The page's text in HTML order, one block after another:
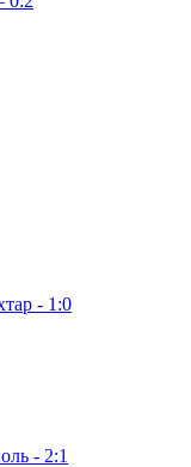
- 1:0
- 2:1